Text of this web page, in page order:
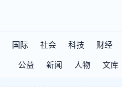
国际 社会 科技 财经
公益
新闻 人物 文库